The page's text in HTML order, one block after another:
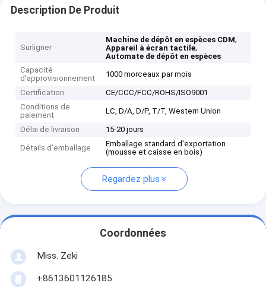
Description De Produit
Surligner
Machine de dépôt en espèces CDM,
Appareil à écran tactile,
Automate de dépôt en espèces
Capacité
d'approvisionnement
1000 morceaux par mois
Certification
CE/CCC/FCC/ROHS/ISO9001
Conditions de
paiement
LC, D/A, D/P, T/T, Western Union
Délai de livraison 15-20 jours
Détails d'emballage
Emballage standard d'exportation
(mousse et caisse en bois)
Regardez plus
Coordonnées
Miss. Zeki
+8613601126185